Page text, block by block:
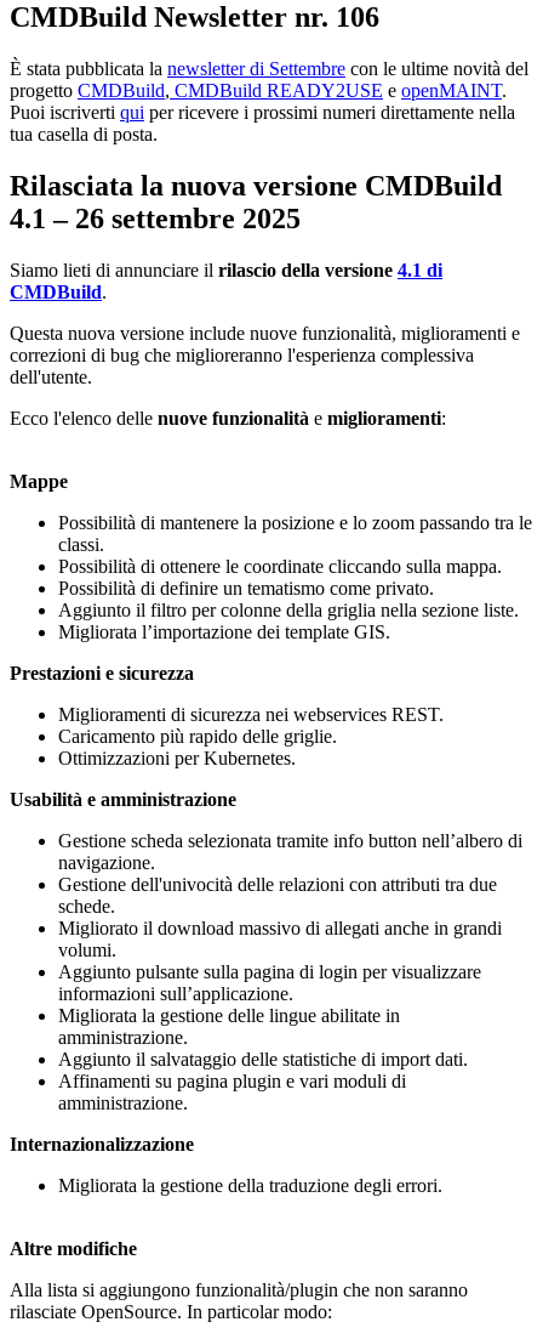
CMDBuild Newsletter nr. 106
È stata pubblicata la newsletter di Settembre con le ultime novità del
progetto CMDBuild, CMDBuild READY2USE e openMAINT.
Puoi iscriverti qui per ricevere i prossimi numeri direttamente nella
tua casella di posta.
Rilasciata la nuova versione CMDBuild
4.1– 26 settembre 2025
Siamo lieti di annunciare il rilascio della versione 4.1 di
CMDBuild.
Questa nuova versione include nuove funzionalità, miglioramenti e
correzioni di bug che miglioreranno l'esperienza complessiva
dell'utente.
Ecco l'elenco delle nuove funzionalità e miglioramenti:
Mappe
Possibilità di mantenere la posizione e lo zoom passando tra le
classi.
Possibilità di ottenere le coordinate cliccando sulla mappa.
Possibilità di definire un tematismo come privato.
Aggiunto il filtro per colonne della griglia nella sezione liste.
Migliorata l’importazione dei template GIS.
Prestazioni e sicurezza
Miglioramenti di sicurezza nei webservices REST.
Caricamento più rapido delle griglie.
Ottimizzazioni per Kubernetes.
Usabilità e amministrazione
Gestione scheda selezionata tramite info button nell’albero di
navigazione.
Gestione dell'univocità delle relazioni con attributi tra due
schede.
Migliorato il download massivo di allegati anche in grandi
volumi.
Aggiunto pulsante sulla pagina di login per visualizzare
informazioni sull’applicazione.
Migliorata la gestione delle lingue abilitate in
amministrazione.
Aggiunto il salvataggio delle statistiche di import dati.
Affinamenti su pagina plugin e vari moduli di
amministrazione.
Internazionalizzazione
Migliorata la gestione della traduzione degli errori.
Altre modifiche
Alla lista si aggiungono funzionalità/plugin che non saranno
rilasciate OpenSource. In particolar modo: